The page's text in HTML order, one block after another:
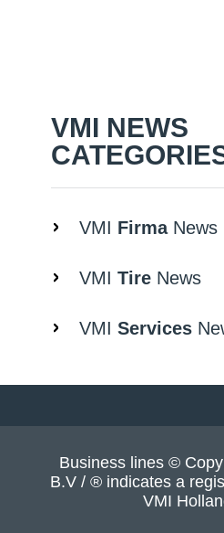
VMI NEWS
VMI FirmaNews
VMI TireNews
VMI Services
Business lines ©
B.V / ® indicates a
VMI